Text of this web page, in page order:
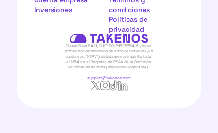
Global Flow S.A.U, CUIT: 30-71825754-5., es un
proveedor de servicios de activos virtuales (en
adelante, “PSAV”) debidamente inscrito bajo
el N°54 en el Registro de PSAV de la Comisión
Nacional de Valores (República Argentina).
support@takenos.com
Inversiones
condiciones
Políticas de
privacidad